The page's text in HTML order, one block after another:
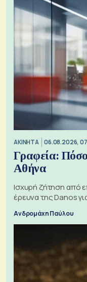
ΑΚΙΝΗΤΑ 06.08.2026,
Γραφεία: Πόσο
Αθήνα
Ισχυρή ζήτηση από
έρευνα της Danos
Ανδρομάχη Παύλου